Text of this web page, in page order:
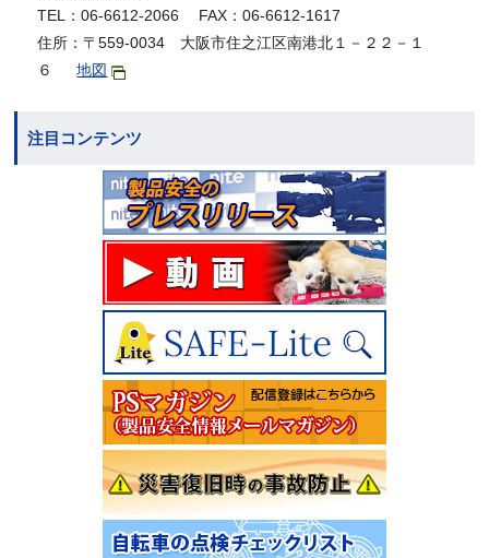
TEL：06-6612-2066 FAX：06-6612-1617
住所：〒559-0034 大阪市住之江区南港北１－２２－１
６
地図
注目コンテンツ